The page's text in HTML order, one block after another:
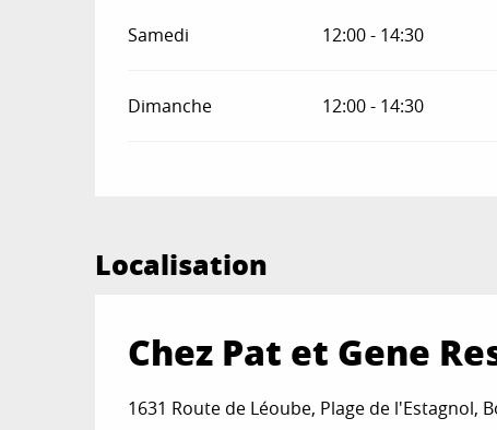
Samedi 12:00 - 14:30
Dimanche 12:00 - 14:30
Localisation
Chez Pat et Gene
1631 Route de Léoube, Plage de l'Estagnol,